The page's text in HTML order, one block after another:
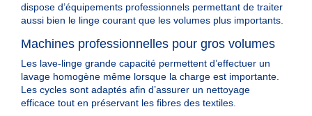
dispose d’équipements professionnels permettant de traiter
aussi bien le linge courant que les volumes plus importants.
Machines professionnelles pour gros volumes
Les lave-linge grande capacité permettent d’effectuer un
lavage homogène même lorsque la charge est importante.
Les cycles sont adaptés afin d’assurer un nettoyage
efficace tout en préservant les fibres des textiles.